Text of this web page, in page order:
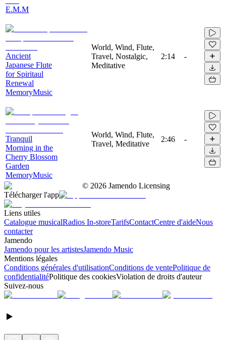
E.M.M
Ancient
Japanese Flute
for Spiritaul
Renewal
MemoryMusic
World, Wind, Flute,
Travel, Nostalgic,
Meditative
2:14 -
Tranquil
Morning in the
Cherry Blossom
Garden
MemoryMusic
World, Wind, Flute,
Travel, Meditative
2:46 -
© 2026 Jamendo Licensing
Télécharger l'app
Liens utiles
Catalogue musicalRadios In-storeTarifsContactCentre d'aideNous
contacter
Jamendo
Jamendo pour les artistesJamendo Music
Mentions légales
Conditions générales d'utilisationConditions de ventePolitique de
confidentialitéPolitique des cookiesViolation de droits d'auteur
Suivez-nous